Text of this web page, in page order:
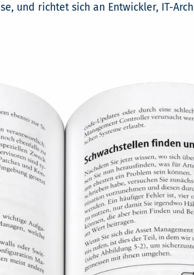
und richtet sich an Entwickler, IT-